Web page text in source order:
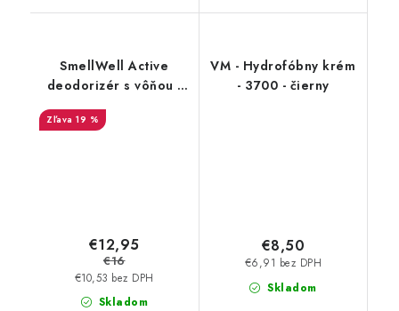
SmellWell Active
deodorizér s vôňou -
Leopard Blue
19 %
Skladom
€10,53 bez DPH
€12,95
€16
VM - Hydrofóbny krém
- 3700 - čierny
Skladom
€6,91 bez DPH
€8,50